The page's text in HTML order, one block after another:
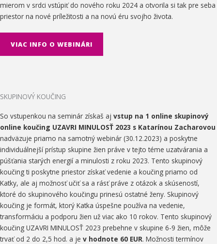
mierom v srdci vstúpiť do nového roku 2024 a otvorila si tak pre seba
priestor na nové príležitosti a na novú éru svojho života.
VIAC INFO O WEBINÁRI
SKUPINOVÝ KOUČING
So vstupenkou na seminár získaš aj vstup na 1 online skupinový
online koučing UZAVRI MINULOSŤ 2023 s Katarínou Zacharovou
nadväzuje priamo na samotný webinár (30.12.2023) a poskytne
individuálnejší prístup skupine žien práve v tejto téme uzatvárania a
púšťania starých energií a minulosti z roku 2023. Tento skupinový
koučing ti poskytne priestor získať vedenie a koučing priamo od
Katky, ale aj možnosť učiť sa a rásť práve z otázok a skúseností,
ktoré do skupinového koučingu prinesú ostatné ženy. Skupinový
koučing je formát, ktorý Katka úspešne používa na vedenie,
transformáciu a podporu žien už viac ako 10 rokov. Tento skupinový
koučing UZAVRI MINULOSŤ 2023 prebehne v skupine 6-9 žien, môže
trvať od 2 do 2,5 hod. a je v hodnote 60 EUR. Možnosti termínov